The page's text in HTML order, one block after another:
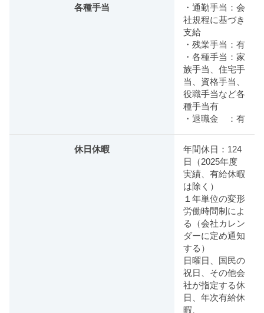
各種手当
・通勤手当：会
社規程に基づき
支給
・残業手当：有
・各種手当：家
族手当、住宅手
当、資格手当、
役職手当など各
種手当有
・退職金 ：有
休日休暇
年間休日：124
日（2025年度
実績、有給休暇
は除く）
１年単位の変形
労働時間制によ
る（会社カレン
ダーに定め通知
する）
日曜日、国民の
祝日、その他会
社が指定する休
日、年次有給休
暇、